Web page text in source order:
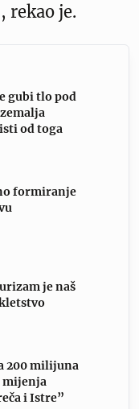
rekao je.
gubi tlo pod
od toga
formiranje
je naš
200 milijuna
mijenja
i Istre”